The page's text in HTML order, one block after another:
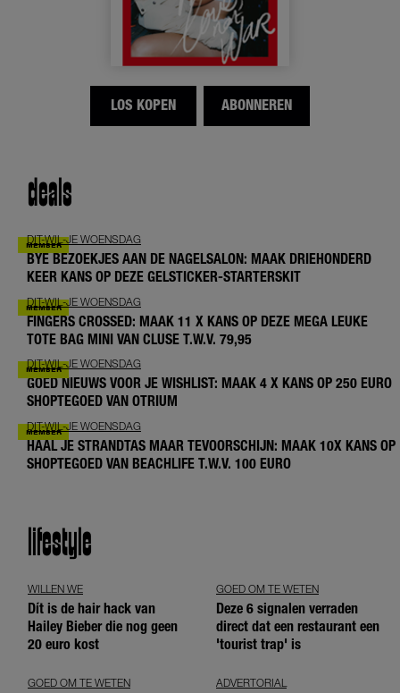
LOS KOPEN ABONNEREN
deals
DIT-WIL-JE WOENSDAG
BYE BEZOEKJES AAN DE NAGELSALON: MAAK DRIEHONDERD
KEER KANS OP DEZE GELSTICKER-STARTERSKIT
DIT-WIL-JE WOENSDAG
FINGERS CROSSED: MAAK 11 X KANS OP DEZE MEGA LEUKE
TOTE BAG MINI VAN CLUSE T.W.V. 79,95
DIT-WIL-JE WOENSDAG
GOED NIEUWS VOOR JE WISHLIST: MAAK 4 X KANS OP 250 EURO
SHOPTEGOED VAN OTRIUM
DIT-WIL-JE WOENSDAG
HAAL JE STRANDTAS MAAR TEVOORSCHIJN: MAAK 10X KANS OP
SHOPTEGOED VAN BEACHLIFE T.W.V. 100 EURO
lifestyle
WILLEN WE
Dít is de hair hack van
Hailey Bieber die nog geen
20 euro kost
GOED OM TE WETEN
Deze 6 signalen verraden
direct dat een restaurant een
'tourist trap' is
GOED OM TE WETEN ADVERTORIAL